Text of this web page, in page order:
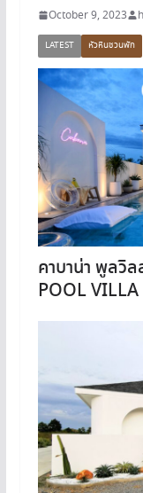
October 9, 2023
LATEST หัวหินชวนพัก
คาบาน่า พูลวิ
POOL